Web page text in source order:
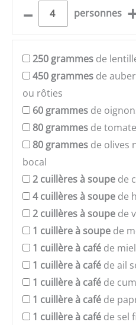
– personnes
250 grammes de
450 grammes de
ou rôties
60 grammes de
80 grammes de
80 grammes de olives
bocal
2 cuillères à soupe de
4 cuillères à soupe de
2 cuillères à soupe de
1 cuillère à soupe de
1 cuillère à café de miel
1 cuillère à café de ail
1 cuillère à café de
1 cuillère à café de
1 cuillère à café de sel